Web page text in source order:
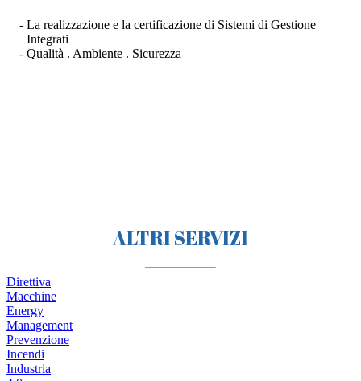
La realizzazione e la certificazione di Sistemi di Gestione
Integrati
Qualità . Ambiente . Sicurezza
ALTRI SERVIZI
Direttiva
Macchine
Energy
Management
Prevenzione
Incendi
Industria